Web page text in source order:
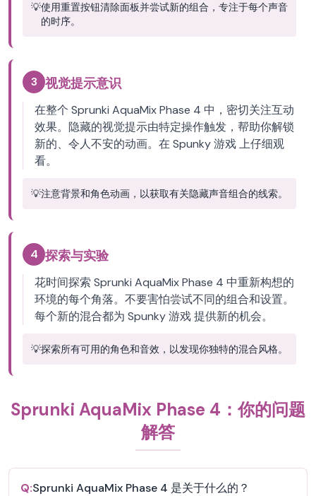
💡使用重置按钮清除面板并尝试新的组合，专注于每个声音
的时序。
3 视觉提示意识
在整个 Sprunki AquaMix Phase 4 中，密切关注互动
效果。隐藏的视觉提示由特定操作触发，帮助你解锁
新的、令人不安的动画。在 Spunky 游戏 上仔细观
看。
💡注意背景和角色动画，以获取有关隐藏声音组合的线索。
4 探索与实验
花时间探索 Sprunki AquaMix Phase 4 中重新构想的
环境的每个角落。不要害怕尝试不同的组合和设置。
每个新的混合都为 Spunky 游戏 提供新的机会。
💡探索所有可用的角色和音效，以发现你独特的混合风格。
Sprunki AquaMix Phase 4：你的问题
解答
Q:Sprunki AquaMix Phase 4 是关于什么的？